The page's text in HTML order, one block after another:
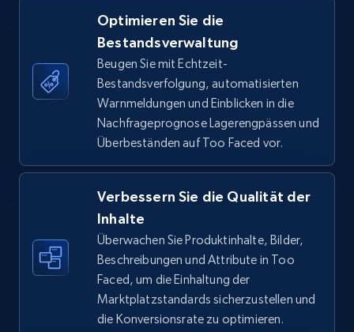
668+ Jetzt anfangen
TikTok Shop - discover records by shop url
URL, Title, Available, Description, Currency, Initial
price, Final price, Discount percent, and more.
Amazon sellers info
Seller id, URL, Seller name, Description, Detailed
info, Stars, Feedbacks, Return policy, and more.
Optimieren Sie die
Bestandsverwaltung
Beugen Sie mit Echtzeit-
Bestandsverfolgung, automatisierten
Warnmeldungen und Einblicken in die
Nachfrageprognose Lagerengpässen und
Überbeständen auf Too Faced vor.
Verbessern Sie die Qualität der
Inhalte
Überwachen Sie Produktinhalte, Bilder,
Beschreibungen und Attribute in Too
Faced, um die Einhaltung der
Marktplatzstandards sicherzustellen und
die Konversionsrate zu optimieren.